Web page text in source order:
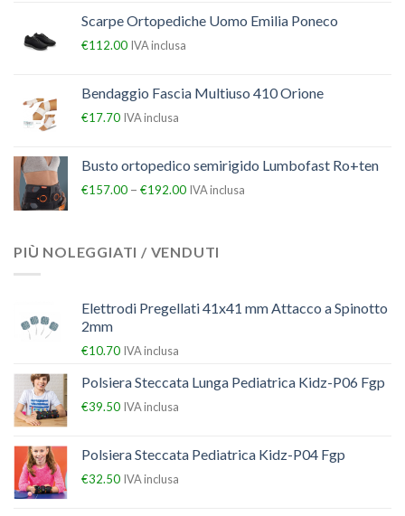
Scarpe Ortopediche Uomo Emilia Poneco
€112.00 IVA inclusa
Bendaggio Fascia Multiuso 410 Orione
€17.70 IVA inclusa
Busto ortopedico semirigido Lumbofast Ro+ten
€157.00 – €192.00 IVA inclusa
PIÙ NOLEGGIATI / VENDUTI
Elettrodi Pregellati 41x41 mm Attacco a Spinotto
2mm
€10.70 IVA inclusa
Polsiera Steccata Lunga Pediatrica Kidz-P06 Fgp
€39.50 IVA inclusa
Polsiera Steccata Pediatrica Kidz-P04 Fgp
€32.50 IVA inclusa